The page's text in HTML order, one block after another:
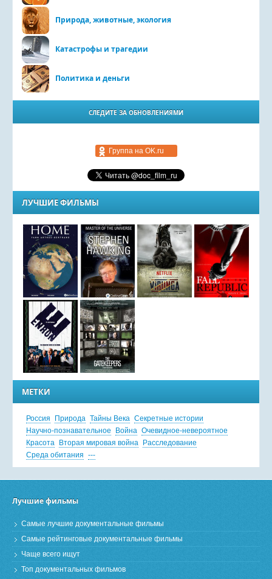
Природа, животные, экология
Катастрофы и трагедии
Политика и деньги
СЛЕДИТЕ ЗА ОБНОВЛЕНИЯМИ
Группа на OK.ru
ЛУЧШИЕ ФИЛЬМЫ
МЕТКИ
Россия Природа Тайны Века Секретные истории
Научно-познавательное
Война Очевидное-невероятное
Красота
Вторая мировая война
Расследование
Среда обитания ---
Лучшие фильмы
Самые лучшие документальные фильмы
Самые рейтинговые документальные фильмы
Чаще всего ищут
Топ документальных фильмов